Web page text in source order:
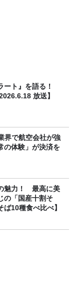
ート』を語る！
放送】
界で航空会社が強
の体験」が決済を
魅力！ 最高に美
の「国産十割そ
10種食べ比べ】